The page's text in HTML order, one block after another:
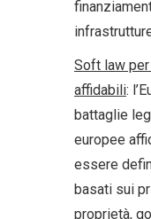
Soft law
affidabili:
battaglie
europee
essere
basati sui
proprietà,